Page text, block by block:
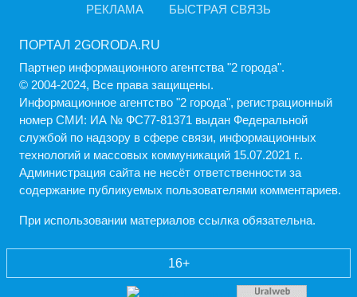
РЕКЛАМА БЫСТРАЯ СВЯЗЬ
ПОРТАЛ 2GORODA.RU
Партнер информационного агентства "2 города".
© 2004-2024, Все права защищены.
Информационное агентство "2 города", регистрационный
номер СМИ: ИА № ФС77-81371 выдан Федеральной
службой по надзору в сфере связи, информационных
технологий и массовых коммуникаций 15.07.2021 г..
Администрация cайта не несёт ответственности за
содержание публикуемых пользователями комментариев.
При использовании материалов ссылка обязательна.
16+